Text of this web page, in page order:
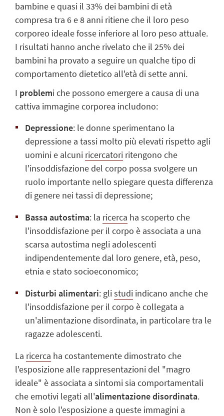
bambine e quasi il 33% dei bambini di età
compresa tra 6 e 8 anni ritiene che il loro peso
corporeo ideale fosse inferiore al loro peso attuale.
I risultati hanno anche rivelato che il 25% dei
bambini ha provato a seguire un qualche tipo di
comportamento dietetico all'età di sette anni.
I problemiche possono emergere a causa di una
cattiva immagine corporea includono:
Depressione: le donne sperimentano la
depressione a tassi molto più elevati rispetto agli
uomini e alcuni ricercatori ritengono che
l'insoddisfazione del corpo possa svolgere un
ruolo importante nello spiegare questa differenza
di genere nei tassi di depressione;
Bassa autostima: la ricerca ha scoperto che
l'insoddisfazione per il corpo è associata a una
scarsa autostima negli adolescenti
indipendentemente dal loro genere, età, peso,
etnia e stato socioeconomico;
Disturbi alimentari: glistudi indicano anche che
l'insoddisfazione per il corpo è collegata a
un'alimentazione disordinata, in particolare tra le
ragazze adolescenti.
La ricerca ha costantemente dimostrato che
l'esposizione alle rappresentazioni del "magro
ideale" è associata a sintomi sia comportamentali
che emotivi legati all'alimentazione disordinata.
Non è solo l'esposizione a queste immagini a